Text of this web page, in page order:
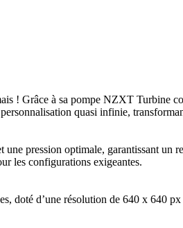
! Grâce à sa pompe NZXT Turbine
quasi infinie,
pression optimale, garantissant un
les configurations exigeantes.
doté d’une résolution de 640 x 640